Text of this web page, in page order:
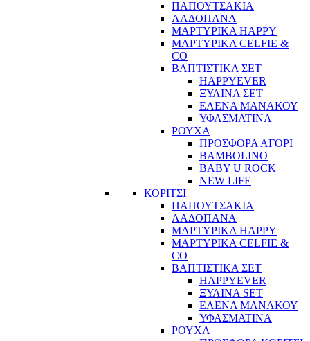
ΠΑΠΟΥΤΣΑΚΙΑ
ΛΑΔΟΠΑΝΑ
ΜΑΡΤΥΡΙΚΑ HAPPY
ΜΑΡΤΥΡΙΚΑ CELFIE &
CO
ΒΑΠΤΙΣΤΙΚΑ ΣΕΤ
HAPPYEVER
ΞΥΛΙΝΑ ΣΕΤ
ΕΛΕΝΑ ΜΑΝΑΚΟΥ
ΥΦΑΣΜΑΤΙΝΑ
ΡΟΥΧΑ
ΠΡΟΣΦΟΡΑ ΑΓΟΡΙ
BAMBOLINO
BABY U ROCK
NEW LIFE
ΚΟΡΙΤΣΙ
ΠΑΠΟΥΤΣΑΚΙΑ
ΛΑΔΟΠΑΝΑ
ΜΑΡΤΥΡΙΚΑ HAPPY
ΜΑΡΤΥΡΙΚΑ CELFIE &
CO
ΒΑΠΤΙΣΤΙΚΑ ΣΕΤ
HAPPYEVER
ΞΥΛΙΝΑ SET
ΕΛΕΝΑ ΜΑΝΑΚΟΥ
ΥΦΑΣΜΑΤΙΝΑ
ΡΟΥΧΑ